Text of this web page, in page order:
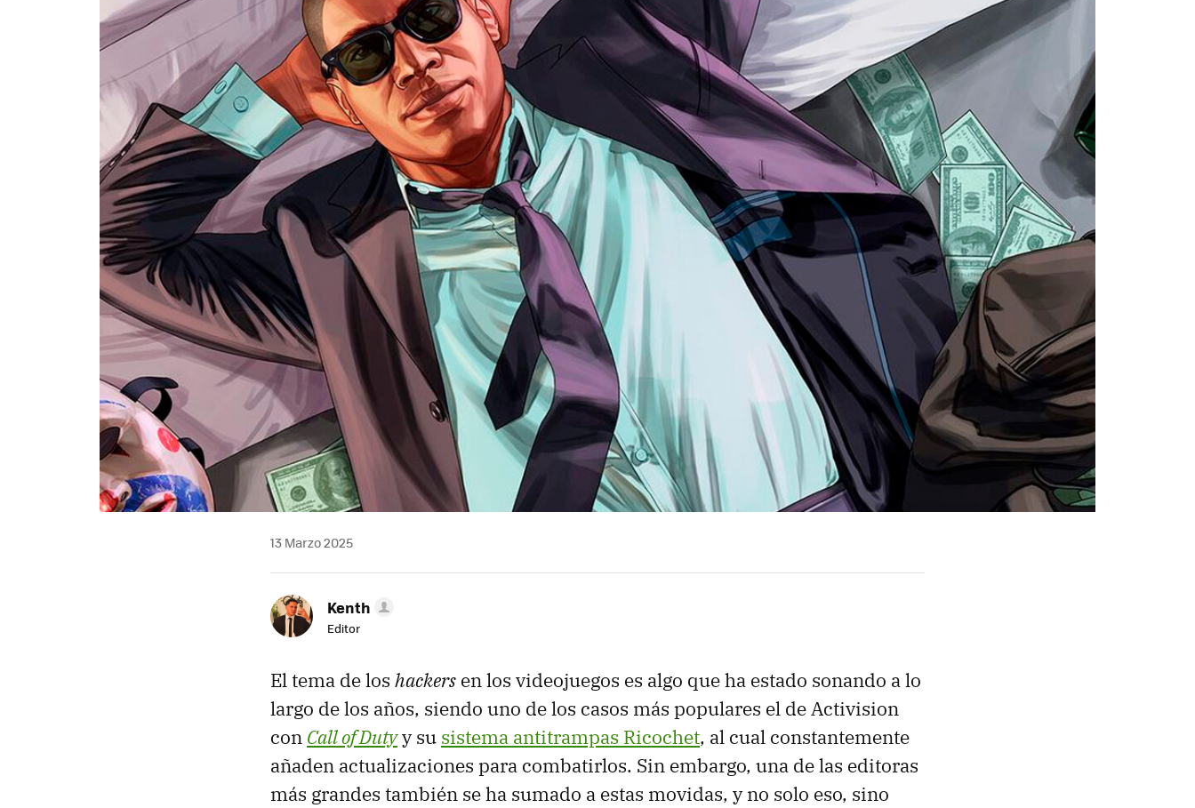
13 Marzo 2025
Kenth
Editor
El tema de los hackers en los videojuegos es algo que ha estado sonando a lo
largo de los años, siendo uno de los casos más populares el de Activision
con Call of Dutyy su sistema antitrampas Ricochet, al cual constantemente
añaden actualizaciones para combatirlos. Sin embargo, una de las editoras
más grandes también se ha sumado a estas movidas, y no solo eso, sino